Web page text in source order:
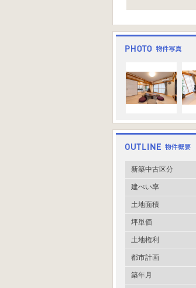
新築中古区分
建ぺい率
土地面積
坪単価
土地権利
都市計画
築年月